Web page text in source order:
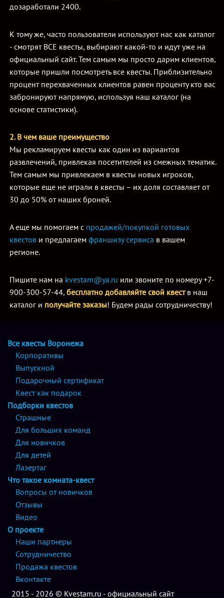
дозаработали 2400.
К тому же, часто пользователи используют нас как каталог
- смотрят ВСЕ квесты, выбирают какой-то и идут уже на
официальный сайт. Тем самым мы просто дарим клиентов,
которые пришли посмотреть все квесты. Приблизительно
процент перехваченных клиентов равен проценту кто вас
забронируют напрямую, используя наш каталог (на
основе статистики).
2. В чем ваше преимущество
Мы рекламируем квесты как один из вариантов
развлечений, привлекая посетителей из смежных тематик.
Тем самым мы привлекаем в квесты новых игроков,
которые еще не играли в квесты – их доля составляет от
30 до 50% от наших броней.
А еще мы помогаем с продажей/покупкой готовых
квестов и предлагаем франшизу сервиса в вашем
регионе.
Пишите нам на kvestam@ya.ru или звоните по номеру +7-
900-300-57-44, бесплатно добавляйте свой квеств наш
каталог и получайте заказы! Будем рады сотрудничеству!
Все квесты Воронежа
Корпоративы
Выпускной
Подарочный сертификат
Квест как подарок
Подборки квестов
Страшные
Для больших команд
Для новичков
Для детей
Лазертаг
Что такое комната-квест
Вопросы от новичков
Отзывы
Видео
О проекте
Наши партнеры
Сотрудничество
Продажа квестов
Вконтакте
2015 - 2026 © Kvestam.ru - официальный сайт